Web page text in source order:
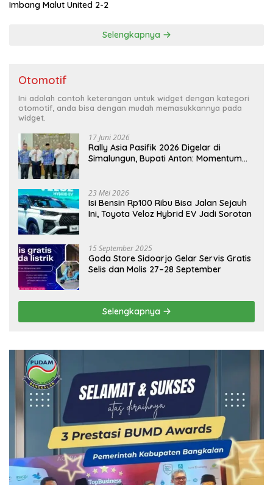
Imbang Malut United 2-2
Selengkapnya
Otomotif
Ini adalah contoh keterangan untuk widget dengan kategori
otomotif, anda bisa dengan mudah memasukkannya pada
widget.
17 Juni 2026
Rally Asia Pasifik 2026 Digelar di
Simalungun, Bupati Anton: Momentum
23 Mei 2026
Isi Bensin Rp100 Ribu Bisa Jalan Sejauh
Ini, Toyota Veloz Hybrid EV Jadi Sorotan
15 September 2025
Goda Store Sidoarjo Gelar Servis Gratis
Selis dan Molis 27–28 September
Selengkapnya